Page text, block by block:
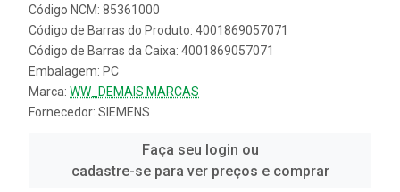
Código NCM: 85361000
Código de Barras do Produto: 4001869057071
Código de Barras da Caixa: 4001869057071
Embalagem: PC
Marca: WW_DEMAIS MARCAS
Fornecedor: SIEMENS
Faça seu login ou
cadastre-se para ver preços e comprar